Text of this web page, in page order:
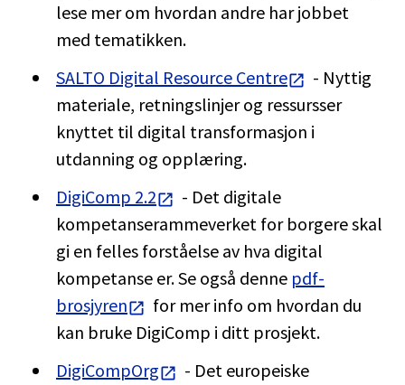
lese mer om hvordan andre har jobbet
med tematikken.
SALTO Digital Resource Centre
- Nyttig
materiale, retningslinjer og ressursser
knyttet til digital transformasjon i
utdanning og opplæring.
DigiComp 2.2
- Det digitale
kompetanserammeverket for borgere skal
gi en felles forståelse av hva digital
kompetanse er. Se også denne pdf-
brosjyren
for mer info om hvordan du
kan bruke DigiComp i ditt prosjekt.
DigiCompOrg
- Det europeiske